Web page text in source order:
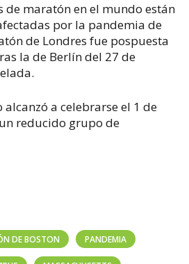
de maratón en el mundo están
por la pandemia de
de Londres fue pospuesta
la de Berlín del 27 de
a celebrarse el 1 de
reducido grupo de
DE BOSTON PANDEMIA